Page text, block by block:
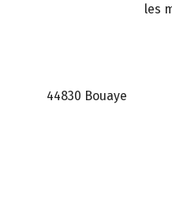
bio 9 Rue